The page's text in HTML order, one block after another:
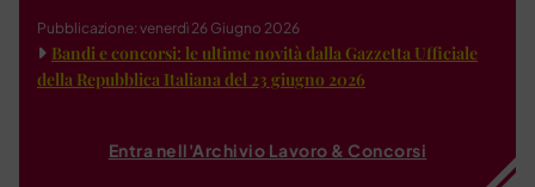
Pubblicazione: venerdì 26 Giugno 2026
Bandi e concorsi: le ultime novità dalla Gazzetta Ufficiale
della Repubblica Italiana del 23 giugno 2026
Entra nell'Archivio Lavoro & Concorsi